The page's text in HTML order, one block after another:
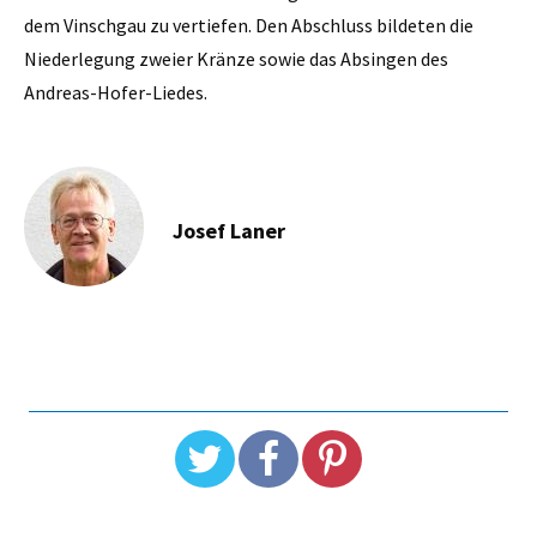
dem Vinschgau zu vertiefen. Den Abschluss bildeten die
Niederlegung zweier Kränze sowie das Absingen des
Andreas-Hofer-Liedes.
Josef Laner